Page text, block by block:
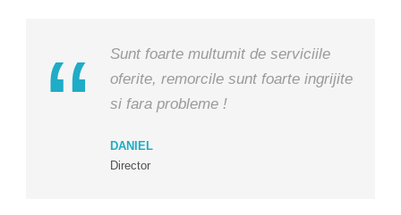
Sunt foarte multumit de serviciile
oferite, remorcile sunt foarte ingrijite
si fara probleme !
DANIEL
Director